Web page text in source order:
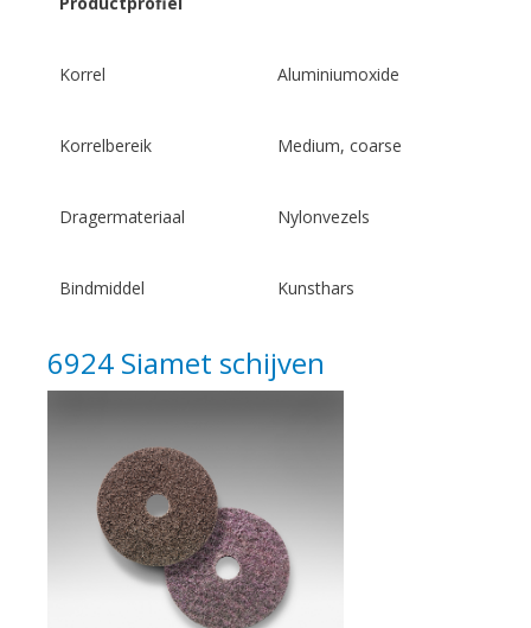
Korrel Aluminiumoxide
Korrelbereik Medium, coarse
Dragermateriaal Nylonvezels
Bindmiddel Kunsthars
6924 Siamet schijven